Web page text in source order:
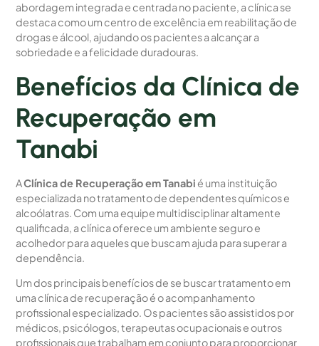
abordagem integrada e centrada no paciente, a clínica se
destaca como um centro de excelência em reabilitação de
drogas e álcool, ajudando os pacientes a alcançar a
sobriedade e a felicidade duradouras.
Benefícios da Clínica de
Recuperação em
Tanabi
AClínica de Recuperação em Tanabi é uma instituição
especializada no tratamento de dependentes químicos e
alcoólatras. Com uma equipe multidisciplinar altamente
qualificada, a clínica oferece um ambiente seguro e
acolhedor para aqueles que buscam ajuda para superar a
dependência.
Um dos principais benefícios de se buscar tratamento em
uma clínica de recuperação é o acompanhamento
profissional especializado. Os pacientes são assistidos por
médicos, psicólogos, terapeutas ocupacionais e outros
profissionais que trabalham em conjunto para proporcionar